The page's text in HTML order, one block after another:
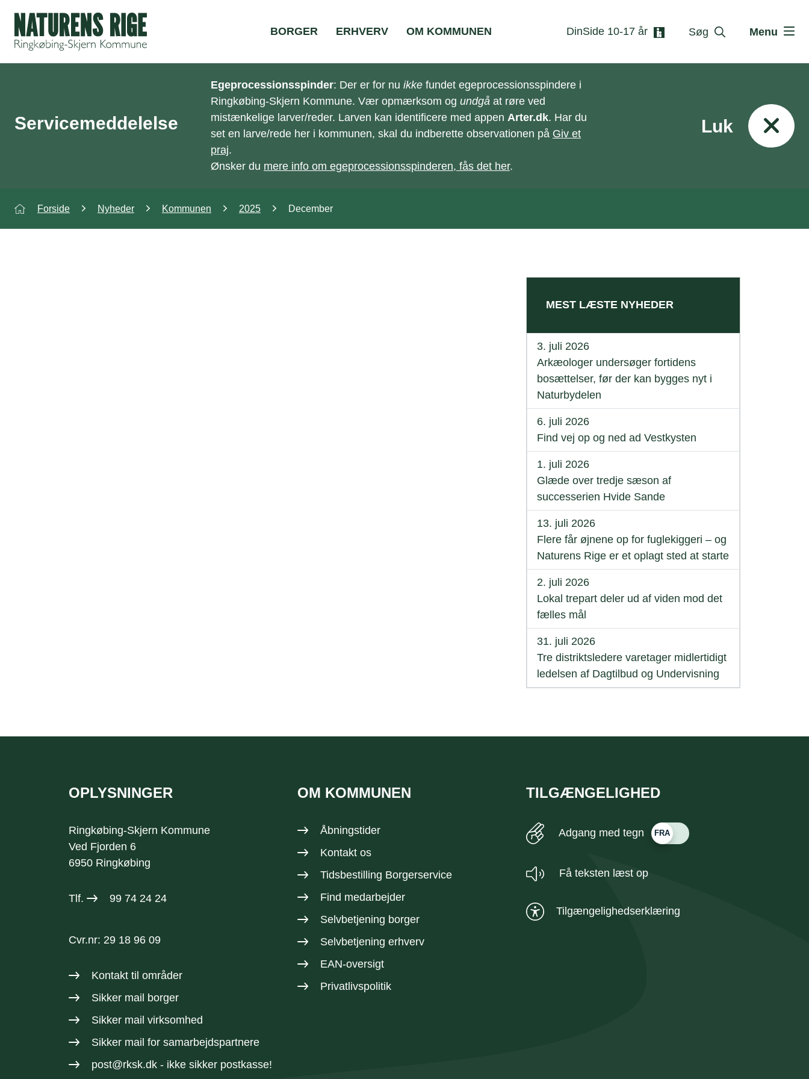
BORGER ERHVERV OM KOMMUNEN DinSide 10-17 år Søg Menu
Servicemeddelelse
Egeprocessionsspinder: Der er for nu ikke fundet egeprocessionsspindere i
Ringkøbing-Skjern Kommune. Vær opmærksom og undgå at røre ved
mistænkelige larver/reder. Larven kan identificere med appen Arter.dk. Har du
set en larve/rede her i kommunen, skal du indberette observationen på Giv et
praj.
Ønsker du mere info om egeprocessionsspinderen, fås det her.
Luk
Forside Nyheder Kommunen 2025 December
MEST LÆSTE NYHEDER
3. juli 2026
Arkæologer undersøger fortidens
bosættelser, før der kan bygges nyt i
Naturbydelen
6. juli 2026
Find vej op og ned ad Vestkysten
1. juli 2026
Glæde over tredje sæson af
successerien Hvide Sande
13. juli 2026
Flere får øjnene op for fuglekiggeri – og
Naturens Rige er et oplagt sted at starte
2. juli 2026
Lokal trepart deler ud af viden mod det
fælles mål
31. juli 2026
Tre distriktsledere varetager midlertidigt
ledelsen af Dagtilbud og Undervisning
OPLYSNINGER
Ringkøbing-Skjern Kommune
Ved Fjorden 6
6950 Ringkøbing
Tlf. 99 74 24 24
Cvr.nr: 29 18 96 09
Kontakt til områder
Sikker mail borger
Sikker mail virksomhed
Sikker mail for samarbejdspartnere
post@rksk.dk - ikke sikker postkasse!
OM KOMMUNEN
Åbningstider
Kontakt os
Tidsbestilling Borgerservice
Find medarbejder
Selvbetjening borger
Selvbetjening erhverv
EAN-oversigt
Privatlivspolitik
TILGÆNGELIGHED
Adgang med tegn
Få teksten læst op
Tilgængelighedserklæring